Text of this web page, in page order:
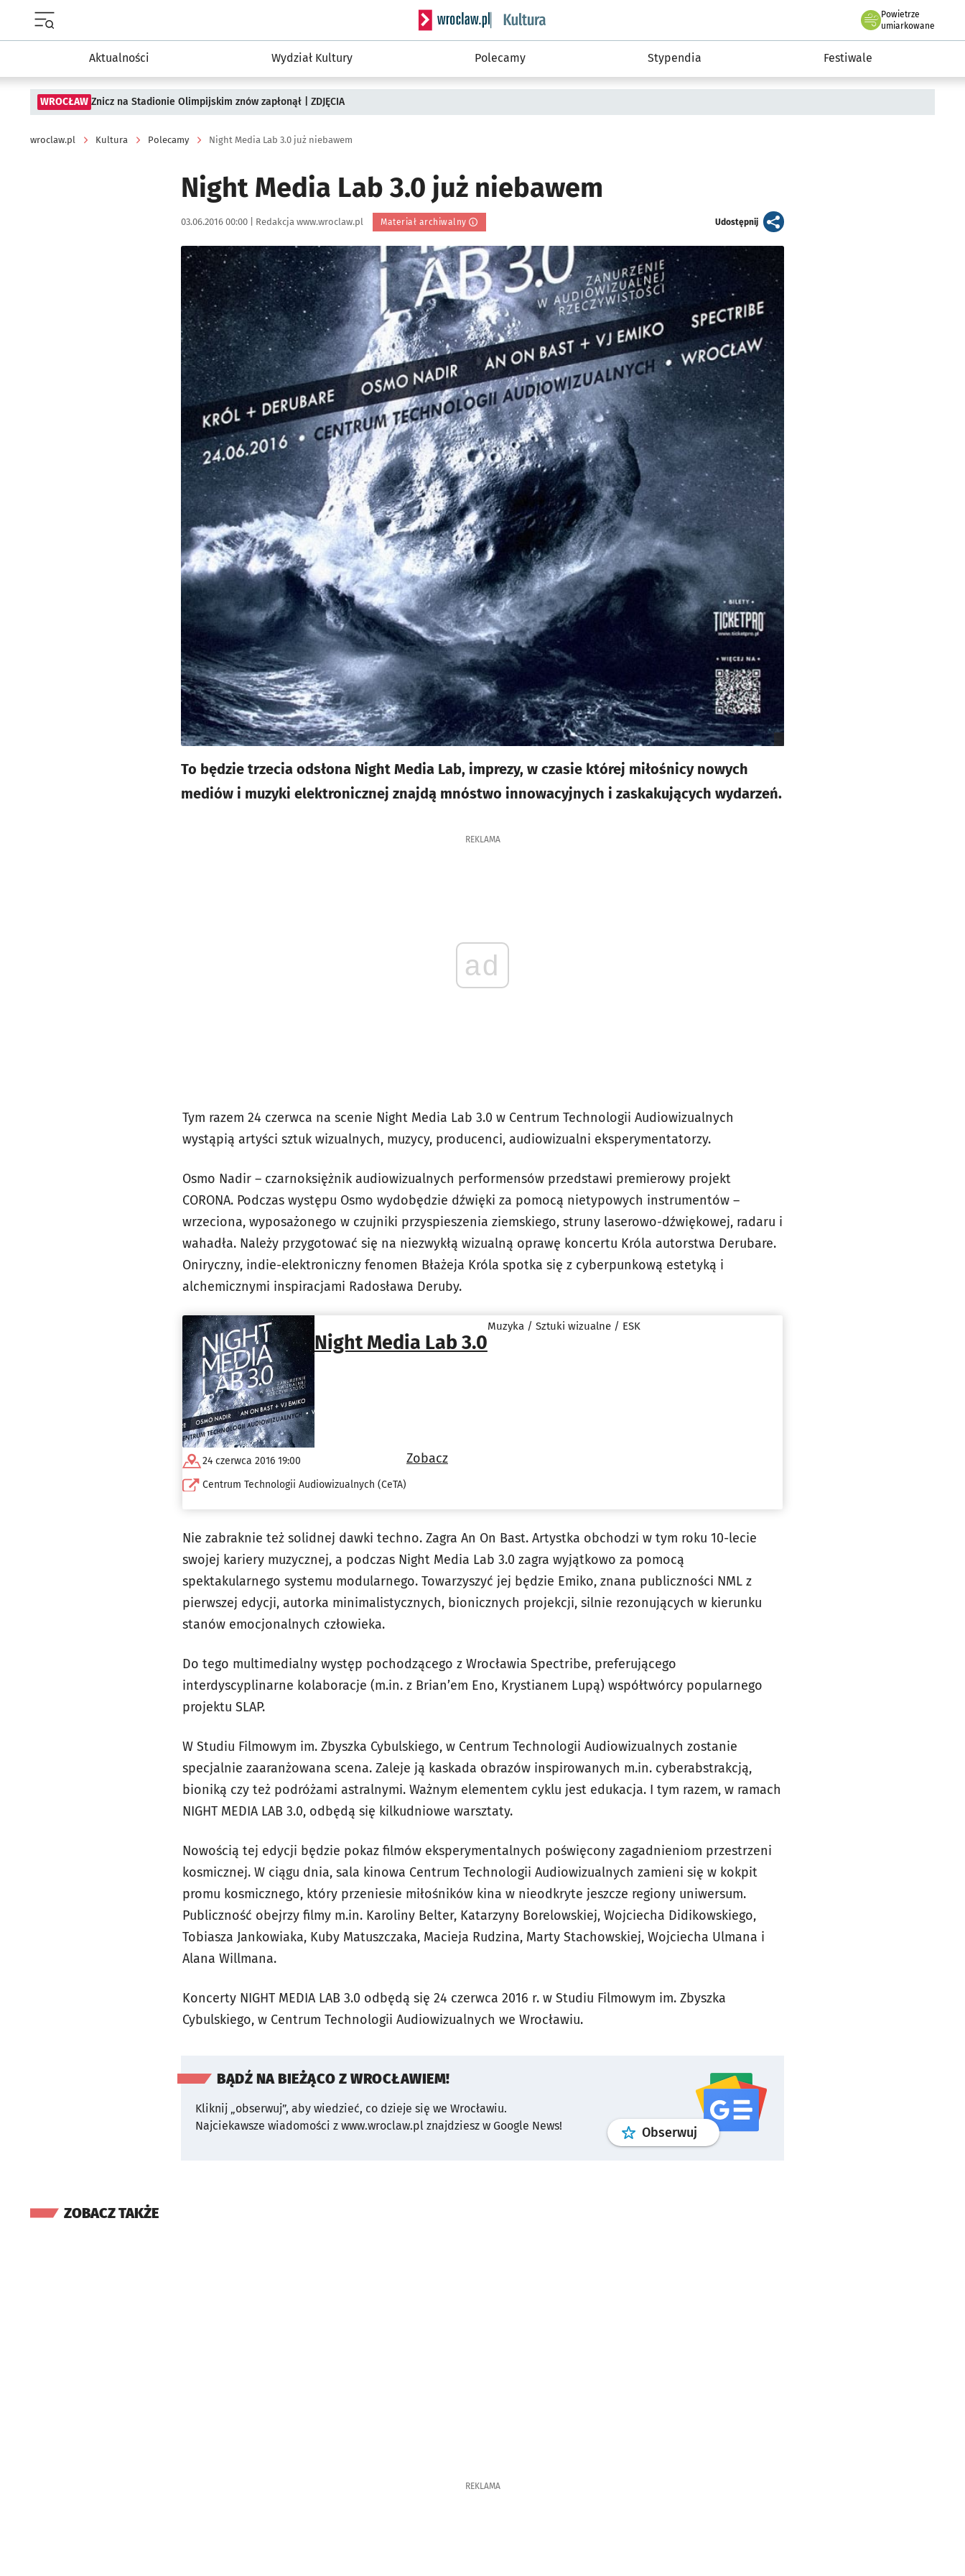
Serwis informacyjny wroclaw.pl podserwis: Kultura
Powietrze
we Wrocławiu
umiarkowane
Aktualności Wydział Kultury Polecamy Stypendia Festiwale
WROCŁAW Znicz na Stadionie Olimpijskim znów zapłonął | ZDJĘCIA
wroclaw.pl Kultura Polecamy Night Media Lab 3.0 już niebawem
Night Media Lab 3.0 już niebawem
Data publikacji:
03.06.2016 00:00 | Autor:
Redakcja www.wroclaw.pl Materiał archiwalny Udostępnijartykuł
Kliknij, aby powiększyć
To będzie trzecia odsłona Night Media Lab, imprezy, w czasie której miłośnicy nowych
mediów i muzyki elektronicznej znajdą mnóstwo innowacyjnych i zaskakujących wydarzeń.
REKLAMA
ad
Tym razem 24 czerwca na scenie Night Media Lab 3.0 w Centrum Technologii Audiowizualnych
wystąpią artyści sztuk wizualnych, muzycy, producenci, audiowizualni eksperymentatorzy.
Osmo Nadir – czarnoksiężnik audiowizualnych performensów przedstawi premierowy projekt
CORONA. Podczas występu Osmo wydobędzie dźwięki za pomocą nietypowych instrumentów –
wrzeciona, wyposażonego w czujniki przyspieszenia ziemskiego, struny laserowo-dźwiękowej, radaru i
wahadła. Należy przygotować się na niezwykłą wizualną oprawę koncertu Króla autorstwa Derubare.
Oniryczny, indie-elektroniczny fenomen Błażeja Króla spotka się z cyberpunkową estetyką i
alchemicznymi inspiracjami Radosława Deruby.
Night Media Lab 3.0
Muzyka / Sztuki wizualne / ESK
24 czerwca 2016 19:00
Centrum Technologii Audiowizualnych (CeTA)
Zobacz
Nie zabraknie też solidnej dawki techno. Zagra An On Bast. Artystka obchodzi w tym roku 10-lecie
swojej kariery muzycznej, a podczas Night Media Lab 3.0 zagra wyjątkowo za pomocą
spektakularnego systemu modularnego. Towarzyszyć jej będzie Emiko, znana publiczności NML z
pierwszej edycji, autorka minimalistycznych, bionicznych projekcji, silnie rezonujących w kierunku
stanów emocjonalnych człowieka.
Do tego multimedialny występ pochodzącego z Wrocławia Spectribe, preferującego
interdyscyplinarne kolaboracje (m.in. z Brian’em Eno, Krystianem Lupą) współtwórcy popularnego
projektu SLAP.
W Studiu Filmowym im. Zbyszka Cybulskiego, w Centrum Technologii Audiowizualnych zostanie
specjalnie zaaranżowana scena. Zaleje ją kaskada obrazów inspirowanych m.in. cyberabstrakcją,
bioniką czy też podróżami astralnymi. Ważnym elementem cyklu jest edukacja. I tym razem, w ramach
NIGHT MEDIA LAB 3.0, odbędą się kilkudniowe warsztaty.
Nowością tej edycji będzie pokaz filmów eksperymentalnych poświęcony zagadnieniom przestrzeni
kosmicznej. W ciągu dnia, sala kinowa Centrum Technologii Audiowizualnych zamieni się w kokpit
promu kosmicznego, który przeniesie miłośników kina w nieodkryte jeszcze regiony uniwersum.
Publiczność obejrzy filmy m.in. Karoliny Belter, Katarzyny Borelowskiej, Wojciecha Didikowskiego,
Tobiasza Jankowiaka, Kuby Matuszczaka, Macieja Rudzina, Marty Stachowskiej, Wojciecha Ulmana i
Alana Willmana.
Koncerty NIGHT MEDIA LAB 3.0 odbędą się 24 czerwca 2016 r. w Studiu Filmowym im. Zbyszka
Cybulskiego, w Centrum Technologii Audiowizualnych we Wrocławiu.
BĄDŹ NA BIEŻĄCO Z WROCŁAWIEM!
Kliknij „obserwuj”, aby wiedzieć, co dzieje się we Wrocławiu.
Najciekawsze wiadomości z www.wroclaw.pl znajdziesz w Google News!
Obserwuj profilgoogle news
ZOBACZ TAKŻE
REKLAMA